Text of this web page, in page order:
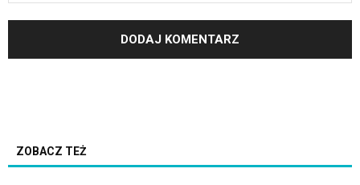
ZOBACZ TEŻ